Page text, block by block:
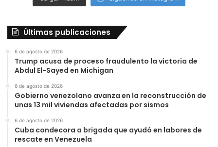
Últimas publicaciones
6 de agosto de 2026
Trump acusa de proceso fraudulento la victoria de
Abdul El-Sayed en Michigan
6 de agosto de 2026
Gobierno venezolano avanza en la reconstrucción de
unas 13 mil viviendas afectadas por sismos
6 de agosto de 2026
Cuba condecora a brigada que ayudó en labores de
rescate en Venezuela